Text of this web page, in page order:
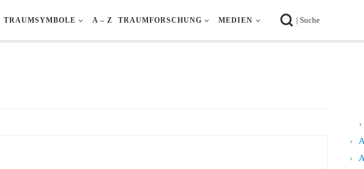
TRAUMSYMBOLE A – Z TRAUMFORSCHUNG MEDIEN | SucheSearch